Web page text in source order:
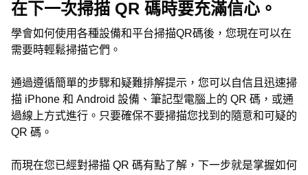
在下一次掃描 QR 碼時要充滿信心。
學會如何使用各種設備和平台掃描QR碼後，您現在可以在
需要時輕鬆掃描它們。
通過遵循簡單的步驟和疑難排解提示，您可以自信且迅速掃
描 iPhone 和 Android 設備、筆記型電腦上的 QR 碼，或通
過線上方式進行。只要確保不要掃描您找到的隨意和可疑的
QR 碼。
而現在您已經對掃描 QR 碼有點了解，下一步就是掌握如何